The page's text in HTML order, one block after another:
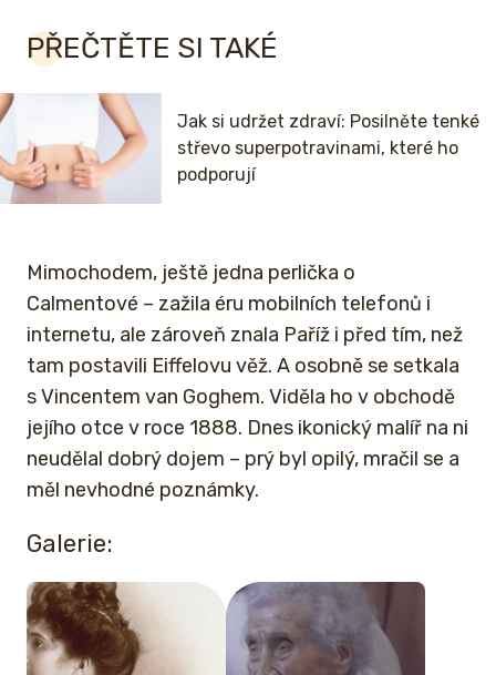
PŘEČTĚTE SI TAKÉ
Jak si udržet zdraví: Posilněte tenké
střevo superpotravinami, které ho
podporují
Mimochodem, ještě jedna perlička o
Calmentové – zažila éru mobilních telefonů i
internetu, ale zároveň znala Paříž i před tím, než
tam postavili Eiffelovu věž. A osobně se setkala
s Vincentem van Goghem. Viděla ho v obchodě
jejího otce v roce 1888. Dnes ikonický malíř na ni
neudělal dobrý dojem – prý byl opilý, mračil se a
měl nevhodné poznámky.
Galerie: